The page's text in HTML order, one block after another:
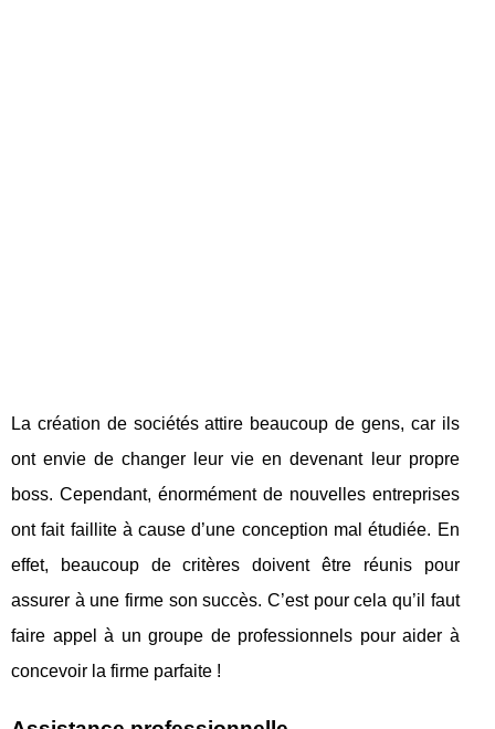
La création de sociétés attire beaucoup de gens, car ils
ont envie de changer leur vie en devenant leur propre
boss. Cependant, énormément de nouvelles entreprises
ont fait faillite à cause d’une conception mal étudiée. En
effet, beaucoup de critères doivent être réunis pour
assurer à une firme son succès. C’est pour cela qu’il faut
faire appel à un groupe de professionnels pour aider à
concevoir la firme parfaite !